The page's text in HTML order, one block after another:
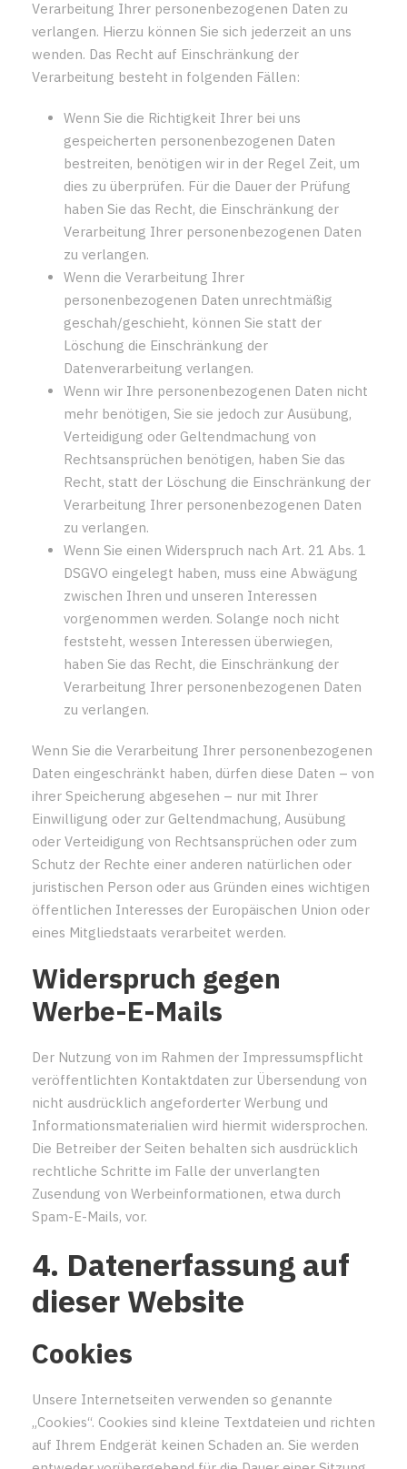
Verarbeitung Ihrer personenbezogenen Daten zu
verlangen. Hierzu können Sie sich jederzeit an uns
wenden. Das Recht auf Einschränkung der
Verarbeitung besteht in folgenden Fällen:
Wenn Sie die Richtigkeit Ihrer bei uns
gespeicherten personenbezogenen Daten
bestreiten, benötigen wir in der Regel Zeit, um
dies zu überprüfen. Für die Dauer der Prüfung
haben Sie das Recht, die Einschränkung der
Verarbeitung Ihrer personenbezogenen Daten
zu verlangen.
Wenn die Verarbeitung Ihrer
personenbezogenen Daten unrechtmäßig
geschah/geschieht, können Sie statt der
Löschung die Einschränkung der
Datenverarbeitung verlangen.
Wenn wir Ihre personenbezogenen Daten nicht
mehr benötigen, Sie sie jedoch zur Ausübung,
Verteidigung oder Geltendmachung von
Rechtsansprüchen benötigen, haben Sie das
Recht, statt der Löschung die Einschränkung der
Verarbeitung Ihrer personenbezogenen Daten
zu verlangen.
Wenn Sie einen Widerspruch nach Art. 21 Abs. 1
DSGVO eingelegt haben, muss eine Abwägung
zwischen Ihren und unseren Interessen
vorgenommen werden. Solange noch nicht
feststeht, wessen Interessen überwiegen,
haben Sie das Recht, die Einschränkung der
Verarbeitung Ihrer personenbezogenen Daten
zu verlangen.
Wenn Sie die Verarbeitung Ihrer personenbezogenen
Daten eingeschränkt haben, dürfen diese Daten – von
ihrer Speicherung abgesehen – nur mit Ihrer
Einwilligung oder zur Geltendmachung, Ausübung
oder Verteidigung von Rechtsansprüchen oder zum
Schutz der Rechte einer anderen natürlichen oder
juristischen Person oder aus Gründen eines wichtigen
öffentlichen Interesses der Europäischen Union oder
eines Mitgliedstaats verarbeitet werden.
Widerspruch gegen
Werbe-E-Mails
Der Nutzung von im Rahmen der Impressumspflicht
veröffentlichten Kontaktdaten zur Übersendung von
nicht ausdrücklich angeforderter Werbung und
Informationsmaterialien wird hiermit widersprochen.
Die Betreiber der Seiten behalten sich ausdrücklich
rechtliche Schritte im Falle der unverlangten
Zusendung von Werbeinformationen, etwa durch
Spam-E-Mails, vor.
4. Datenerfassung auf
dieser Website
Cookies
Unsere Internetseiten verwenden so genannte
„Cookies“. Cookies sind kleine Textdateien und richten
auf Ihrem Endgerät keinen Schaden an. Sie werden